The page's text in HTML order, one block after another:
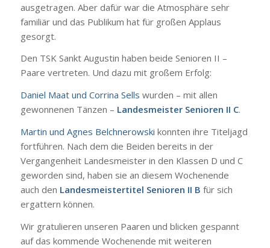
ausgetragen. Aber dafür war die Atmosphäre sehr
familiär und das Publikum hat für großen Applaus
gesorgt.
Den TSK Sankt Augustin haben beide Senioren II –
Paare vertreten. Und dazu mit großem Erfolg:
Daniel Maat und Corrina Sells wurden – mit allen
gewonnenen Tänzen – Landesmeister Senioren II C.
Martin und Agnes Belchnerowski konnten ihre Titeljagd
fortführen. Nach dem die Beiden bereits in der
Vergangenheit Landesmeister in den Klassen D und C
geworden sind, haben sie an diesem Wochenende
auch den Landesmeistertitel Senioren II B für sich
ergattern können.
Wir gratulieren unseren Paaren und blicken gespannt
auf das kommende Wochenende mit weiteren